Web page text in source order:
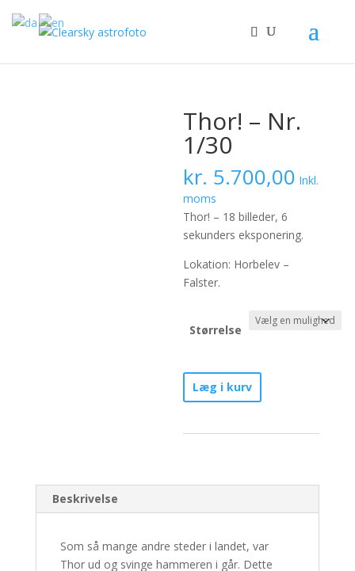
Thor! – Nr.
1/30
kr. 5.700,00 Inkl.
moms
Thor! – 18 billeder, 6
sekunders eksponering.
Lokation: Horbelev –
Falster.
Størrelse
Thor!
-
1/30
Læg i kurv
Beskrivelse
Som så mange andre steder i landet, var
Thor ud og svinge hammeren i går. Dette